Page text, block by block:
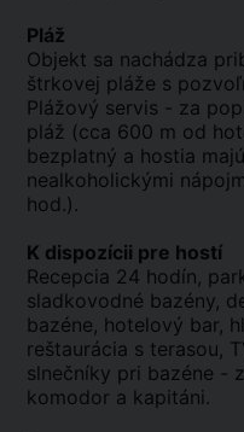
Pláž
Objekt sa nachádza
štrkovej pláže s
Plážový servis - za
pláž (cca 600 m od
bezplatný a hostia
nealkoholickými
hod.).
K dispozícii pre hostí
Recepcia 24 hodín,
sladkovodné bazény,
bazéne, hotelový bar,
reštaurácia s terasou,
slnečníky pri bazéne -
komodor a kapitáni.